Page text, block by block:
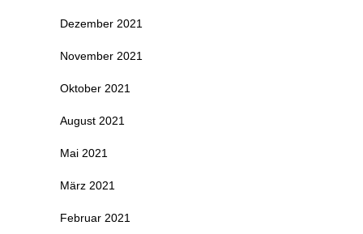
Dezember 2021
November 2021
Oktober 2021
August 2021
Mai 2021
März 2021
Februar 2021